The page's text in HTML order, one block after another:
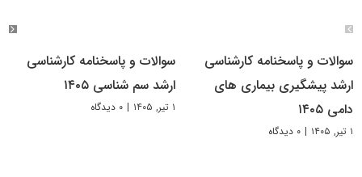
سوالات و پاسخنامه کارشناسی
ارشد پیشگیری بیماری های
دامی ۱۴۰۵
۱ تیر, ۱۴۰۵ | ۰ دیدگاه
سوالات و پاسخنامه کارشناسی
ارشد سم شناسی ۱۴۰۵
۱ تیر, ۱۴۰۵ | ۰ دیدگاه